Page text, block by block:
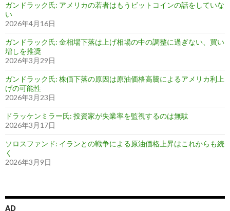
ガンドラック氏: アメリカの若者はもうビットコインの話をしていな
い
2026年4月16日
ガンドラック氏: 金相場下落は上げ相場の中の調整に過ぎない、買い
増しを推奨
2026年3月29日
ガンドラック氏: 株価下落の原因は原油価格高騰によるアメリカ利上
げの可能性
2026年3月23日
ドラッケンミラー氏: 投資家が失業率を監視するのは無駄
2026年3月17日
ソロスファンド: イランとの戦争による原油価格上昇はこれからも続
く
2026年3月9日
AD